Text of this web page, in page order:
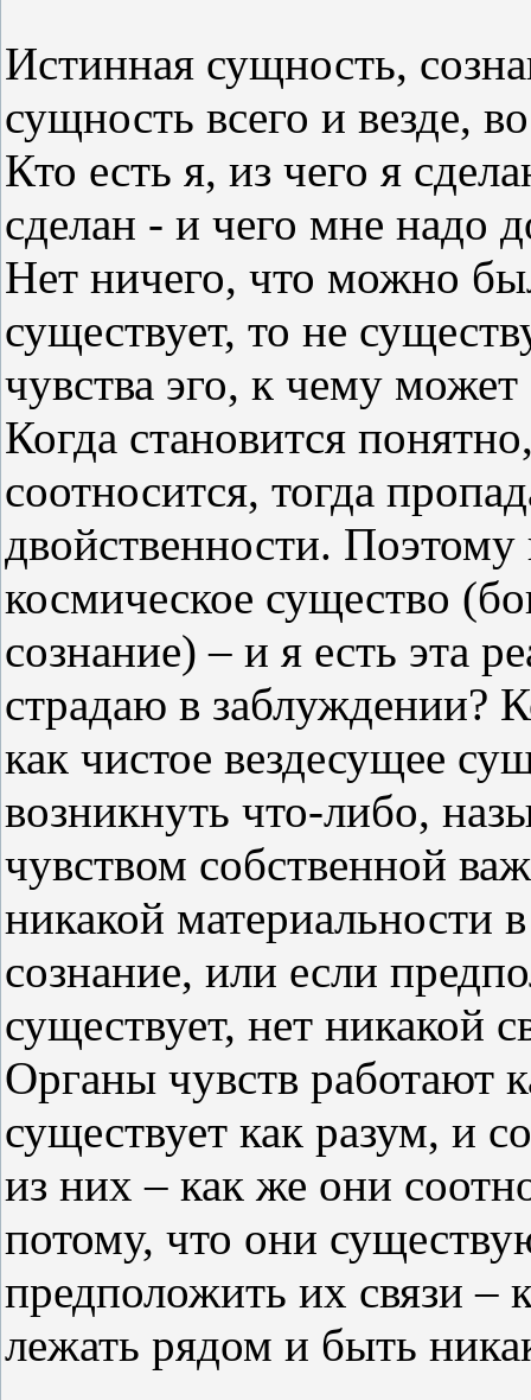
Истинная сущность,
сущность всего и везде,
Кто есть я, из чего я
сделан - и чего мне надо
Нет ничего, что можно
существует, то не
чувства эго, к чему
Когда становится
соотносится, тогда
двойственности. Поэтому
космическое существо
сознание) – и я есть эта
страдаю в заблуждении?
как чистое вездесущее
возникнуть что-либо,
чувством собственной
никакой материальности
сознание, или если
существует, нет никакой
Органы чувств работают
существует как разум, и
из них – как же они
потому, что они
предположить их связи –
лежать рядом и быть